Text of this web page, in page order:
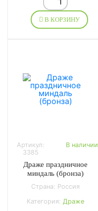
В КОРЗИНУ
Артикул:
3385
В наличии
Драже праздничное
миндаль (бронза)
Страна: Россия
Категория: Драже